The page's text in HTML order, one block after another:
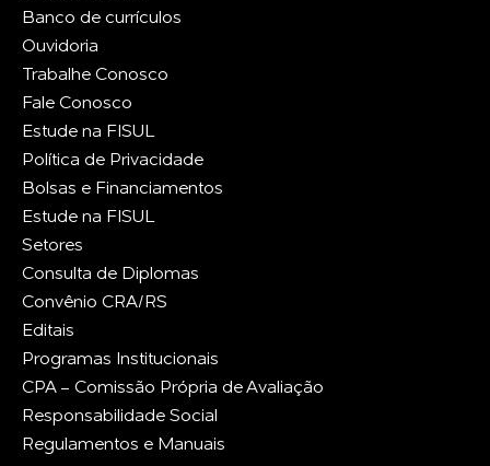
Banco de currículos
Ouvidoria
Trabalhe Conosco
Fale Conosco
Estude na FISUL
Política de Privacidade
Bolsas e Financiamentos
Estude na FISUL
Setores
Consulta de Diplomas
Convênio CRA/RS
Editais
Programas Institucionais
CPA - Comissão Própria de Avaliação
Responsabilidade Social
Regulamentos e Manuais